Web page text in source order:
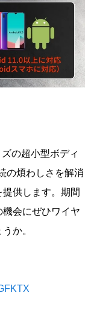
の超小型ボディ
の煩わしさを解消
供します。期間
会にぜひワイヤ
か。